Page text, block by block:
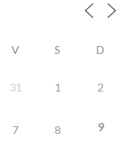
V S D
31 1 2
7 8 9